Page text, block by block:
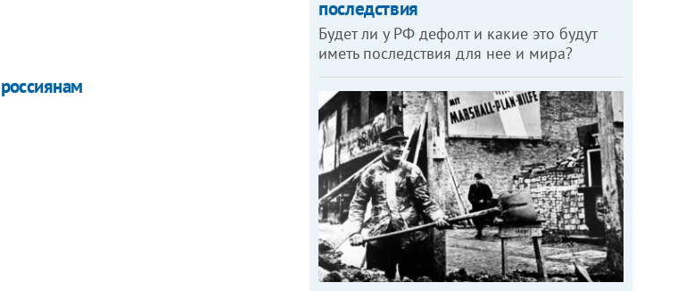
последствия
Будет ли у РФ дефолт и какие это будут
иметь последствия для нее и мира?